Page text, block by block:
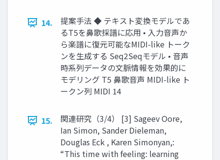
14.
提案手法 ◆ テキスト変換モデルであ
るT5を鼻歌採譜に応用 • 入力音声か
ら楽譜に復元可能なMIDI-like トーク
ンを生成する Seq2Seqモデル • 音声
時系列データの文脈情報を効果的に
モデリング T5 鼻歌音声 MIDI-like ト
ークン列 MIDI 14
15.
関連研究（3/4） [3] Sageev Oore,
Ian Simon, Sander Dieleman,
Douglas Eck , Karen Simonyan,:
“This time with feeling: learning